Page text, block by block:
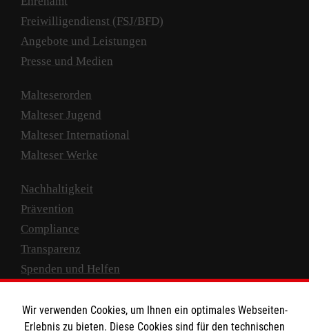
Freiwilligendienst (FSJ/BFD)
Angebote und Leistungen
Presse und Medien
Malteserorden
Malteser Jugend
Malteser International
Malteser Werke
Nachhaltigkeit
Prävention
Compliance
Transparenz
Spenden und Helfen
Empfänger: Malteser Hilfsdienst e.V.
Wir verwenden Cookies, um Ihnen ein optimales Webseiten-
Erlebnis zu bieten. Diese Cookies sind für den technischen